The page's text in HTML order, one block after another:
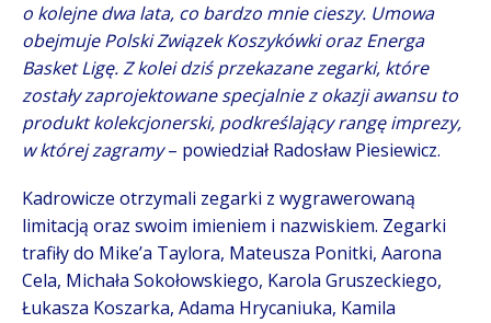
o kolejne dwa lata, co bardzo mnie cieszy. Umowa
obejmuje Polski Związek Koszykówki oraz Energa
Basket Ligę. Z kolei dziś przekazane zegarki, które
zostały zaprojektowane specjalnie z okazji awansu to
produkt kolekcjonerski, podkreślający rangę imprezy,
w której zagramy– powiedział Radosław Piesiewicz.
Kadrowicze otrzymali zegarki z wygrawerowaną
limitacją oraz swoim imieniem i nazwiskiem. Zegarki
trafiły do Mike’a Taylora, Mateusza Ponitki, Aarona
Cela, Michała Sokołowskiego, Karola Gruszeckiego,
Łukasza Koszarka, Adama Hrycaniuka, Kamila